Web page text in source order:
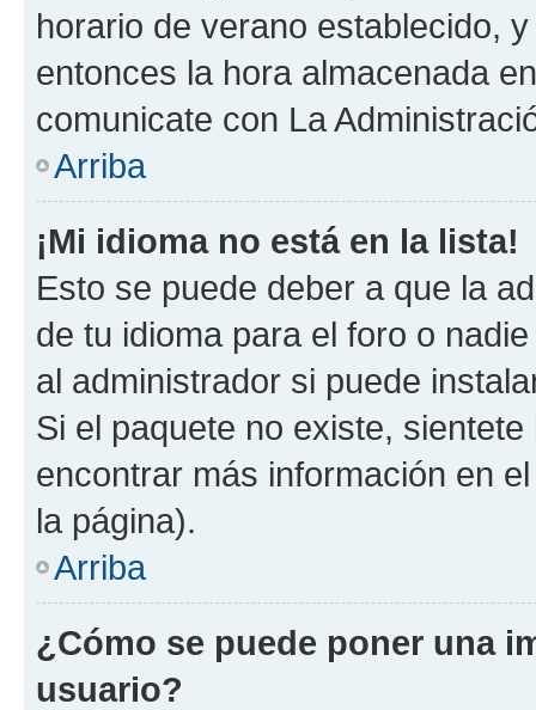
horario de verano establecido,
entonces la hora almacenada
comunicate con La
Arriba
¡Mi idioma no está en la lista!
Esto se puede deber a que la
de tu idioma para el foro o
al administrador si puede
Si el paquete no existe,
encontrar más información en
la página).
Arriba
¿Cómo se puede poner una
usuario?